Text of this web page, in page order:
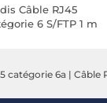
Câble RJ45
6 S/FTP 1 m
catégorie 6a | Câble